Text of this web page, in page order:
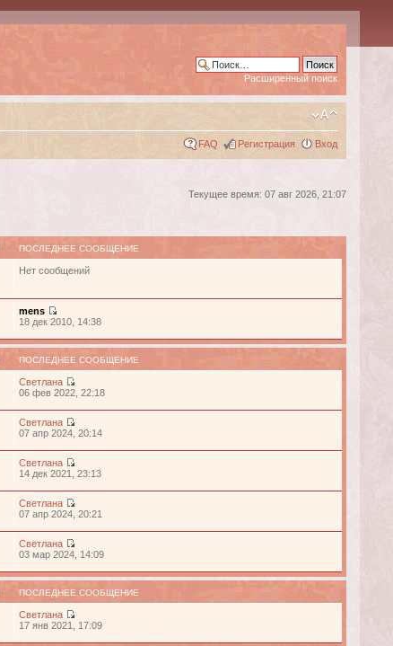
Расширенный поиск
FAQ Регистрация Вход
Текущее время: 07 авг 2026, 21:07
ПОСЛЕДНЕЕ СООБЩЕНИЕ
Нет сообщений
mens
18 дек 2010, 14:38
ПОСЛЕДНЕЕ СООБЩЕНИЕ
Светлана
06 фев 2022, 22:18
Светлана
07 апр 2024, 20:14
Светлана
14 дек 2021, 23:13
Светлана
07 апр 2024, 20:21
Светлана
03 мар 2024, 14:09
ПОСЛЕДНЕЕ СООБЩЕНИЕ
Светлана
17 янв 2021, 17:09